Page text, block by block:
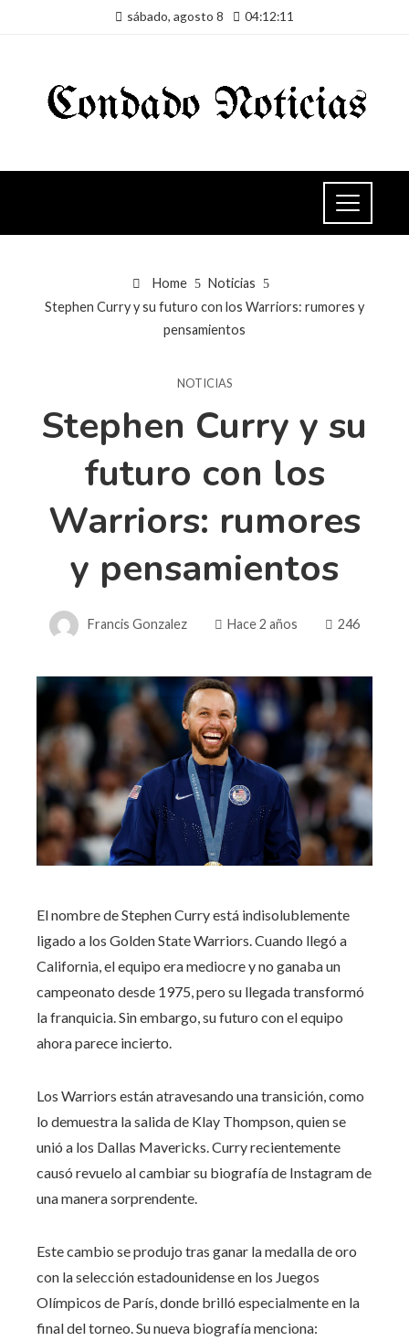
sábado, agosto 8 04:12:11
Home
Noticias
Stephen Curry y su futuro con los Warriors: rumores y
pensamientos
NOTICIAS
Stephen Curry y su
futuro con los
Warriors: rumores
y pensamientos
Francis Gonzalez Hace 2 años 246
El nombre de Stephen Curry está indisolublemente
ligado a los Golden State Warriors. Cuando llegó a
California, el equipo era mediocre y no ganaba un
campeonato desde 1975, pero su llegada transformó
la franquicia. Sin embargo, su futuro con el equipo
ahora parece incierto.
Los Warriors están atravesando una transición, como
lo demuestra la salida de Klay Thompson, quien se
unió a los Dallas Mavericks. Curry recientemente
causó revuelo al cambiar su biografía de Instagram de
una manera sorprendente.
Este cambio se produjo tras ganar la medalla de oro
con la selección estadounidense en los Juegos
Olímpicos de París, donde brilló especialmente en la
final del torneo. Su nueva biografía menciona: